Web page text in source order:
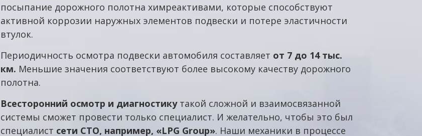
посыпание дорожного полотна химреактивами, которые способствуют
активной коррозии наружных элементов подвески и потере эластичности
втулок.
Периодичность осмотра подвески автомобиля составляет от 7 до 14 тыс.
км. Меньшие значения соответствуют более высокому качеству дорожного
полотна.
Всесторонний осмотр и диагностикутакой сложной и взаимосвязанной
системы сможет провести только специалист. И желательно, чтобы это был
специалист сети СТО, например, «LPG Group». Наши механики в процессе